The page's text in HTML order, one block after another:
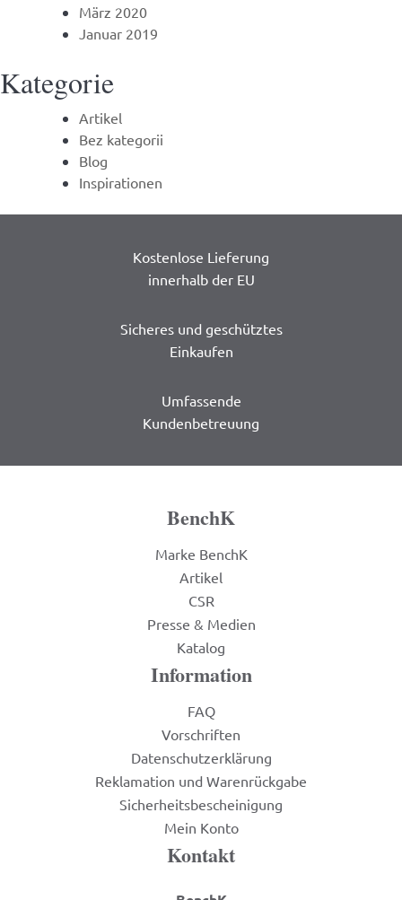
März 2020
Januar 2019
Kategorie
Artikel
Bez kategorii
Blog
Inspirationen
Kostenlose Lieferung
innerhalb der EU
Sicheres und geschütztes
Einkaufen
Umfassende
Kundenbetreuung
BenchK
Marke BenchK
Artikel
CSR
Presse & Medien
Katalog
Information
FAQ
Vorschriften
Datenschutzerklärung
Reklamation und Warenrückgabe
Sicherheitsbescheinigung
Mein Konto
Kontakt